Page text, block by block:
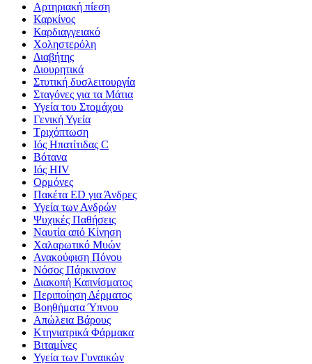
Αρτηριακή πίεση
Καρκίνος
Καρδιαγγειακό
Χοληστερόλη
Διαβήτης
Διουρητικά
Στυτική δυσλειτουργία
Σταγόνες για τα Μάτια
Υγεία του Στομάχου
Γενική Υγεία
Τριχόπτωση
Ιός Ηπατίτιδας C
Βότανα
Ιός HIV
Ορμόνες
Πακέτα ED για Άνδρες
Υγεία των Ανδρών
Ψυχικές Παθήσεις
Ναυτία από Κίνηση
Χαλαρωτικό Μυών
Ανακούφιση Πόνου
Νόσος Πάρκινσον
Διακοπή Καπνίσματος
Περιποίηση Δέρματος
Βοηθήματα Ύπνου
Απώλεια Βάρους
Κτηνιατρικά Φάρμακα
Βιταμίνες
Υγεία των Γυναικών